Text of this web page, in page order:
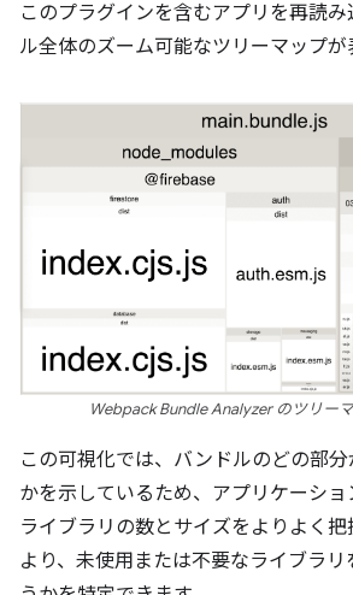
このプラグインを含むアプリを再読
ル全体のズーム可能なツリーマップが
Webpack Bundle Analyzer のツリーマ
この可視化では、バンドルのどの部
かを示しているため、アプリケーシ
ライブラリの数とサイズをよりよく
より、未使用または不要なライブラ